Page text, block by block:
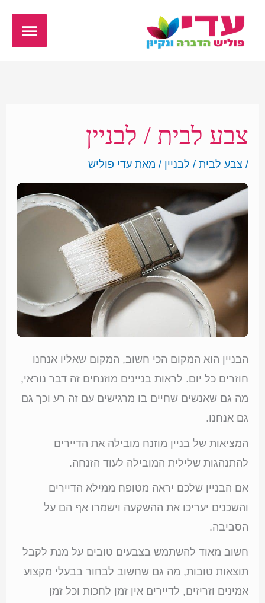
לתוכן
צבע לבית / לבניין
/ צבע לבית / לבניין / מאתעדי פוליש
הבניין הוא המקום הכי חשוב, המקום שאליו אנחנו
חוזרים כל יום. לראות בניינים מוזנחים זה דבר נוראי,
מה גם שאנשים שחיים בו מרגישים עם זה רע וכך גם
גם אנחנו.
המציאות של בניין מוזנח מובילה את הדיירים
להתנהגות שלילית המובילה לעוד הזנחה.
אם הבניין שלכם יראה מטופח ממילא הדיירים
והשכנים יעריכו את ההשקעה וישמרו אף הם על
הסביבה.
חשוב מאוד להשתמש בצבעים טובים על מנת לקבל
תוצאות טובות, מה גם שחשוב לבחור בבעלי מקצוע
אמינים וזריזים, לדיירים אין זמן לחכות וכל זמן